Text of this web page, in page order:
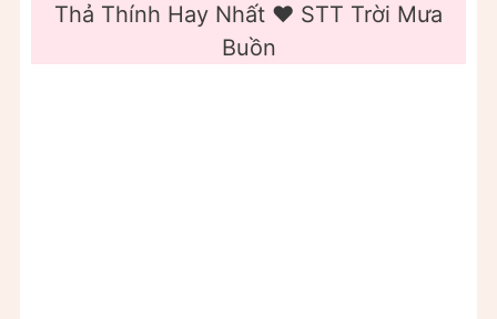
Thả Thính Hay Nhất ❤️ STT Trời Mưa
Buồn